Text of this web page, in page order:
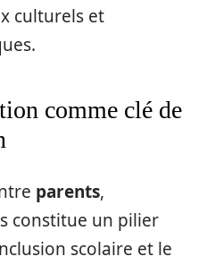
culturels et
comme clé de
parents,
constitue un pilier
scolaire et le